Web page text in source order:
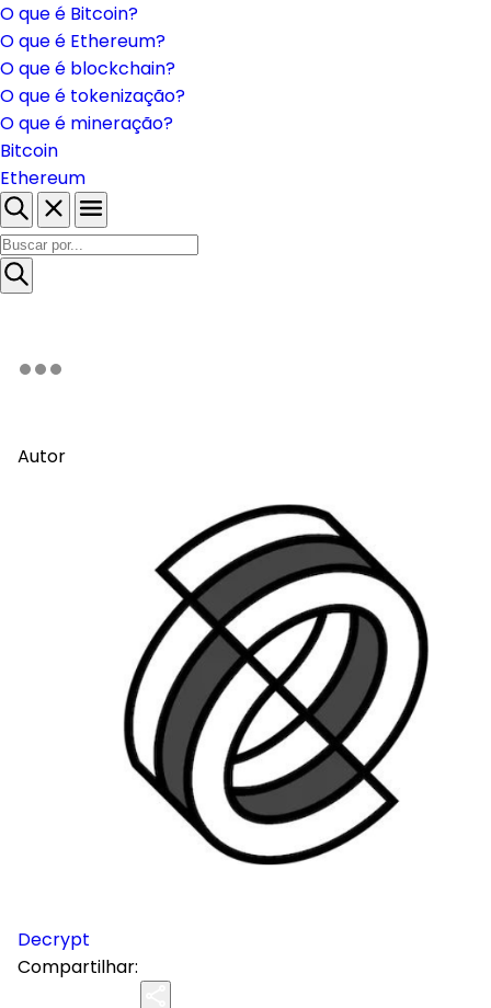
O que é Bitcoin?
O que é Ethereum?
O que é blockchain?
O que é tokenização?
O que é mineração?
Bitcoin
Ethereum
Autor
Decrypt
Compartilhar: